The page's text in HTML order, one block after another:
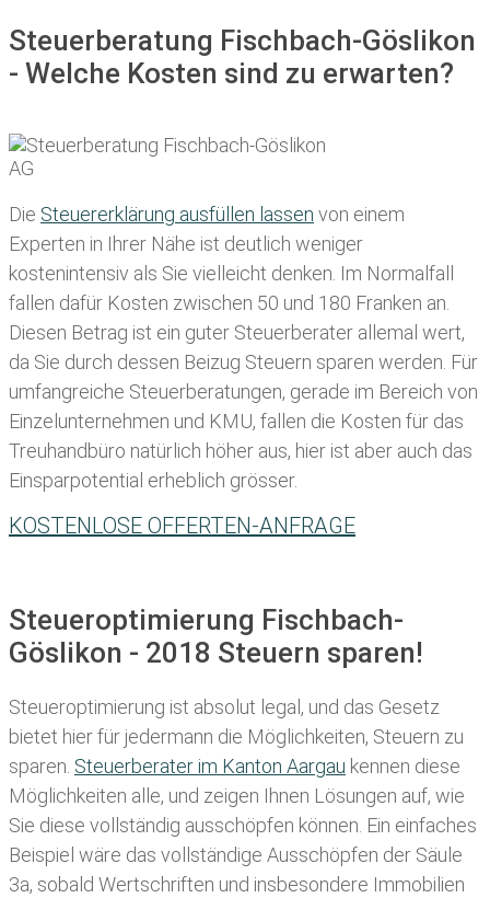
Steuerberatung Fischbach-Göslikon
- Welche Kosten sind zu erwarten?
Die Steuererklärung ausfüllen lassen von einem
Experten in Ihrer Nähe ist deutlich weniger
kostenintensiv als Sie vielleicht denken. Im Normalfall
fallen dafür Kosten zwischen 50 und 180 Franken an.
Diesen Betrag ist ein guter Steuerberater allemal wert,
da Sie durch dessen Beizug Steuern sparen werden. Für
umfangreiche Steuerberatungen, gerade im Bereich von
Einzelunternehmen und KMU, fallen die Kosten für das
Treuhandbüro natürlich höher aus, hier ist aber auch das
Einsparpotential erheblich grösser.
KOSTENLOSE OFFERTEN-ANFRAGE
Steueroptimierung Fischbach-
Göslikon - 2018 Steuern sparen!
Steueroptimierung ist absolut legal, und das Gesetz
bietet hier für jedermann die Möglichkeiten, Steuern zu
sparen. Steuerberater im K anton Aargau kennen diese
Möglichkeiten alle, und zeigen Ihnen Lösungen auf, wie
Sie diese vollständig ausschöpfen können. Ein einfaches
Beispiel wäre das vollständige Ausschöpfen der Säule
3a, sobald Wertschriften und insbesondere Immobilien